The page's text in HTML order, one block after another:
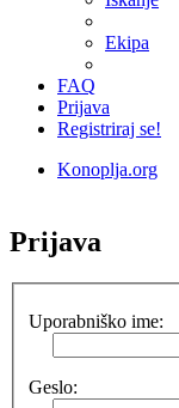
Ekipa
FAQ
Prijava
Registriraj se!
Konoplja.org
Prijava
Uporabniško ime:
Geslo: